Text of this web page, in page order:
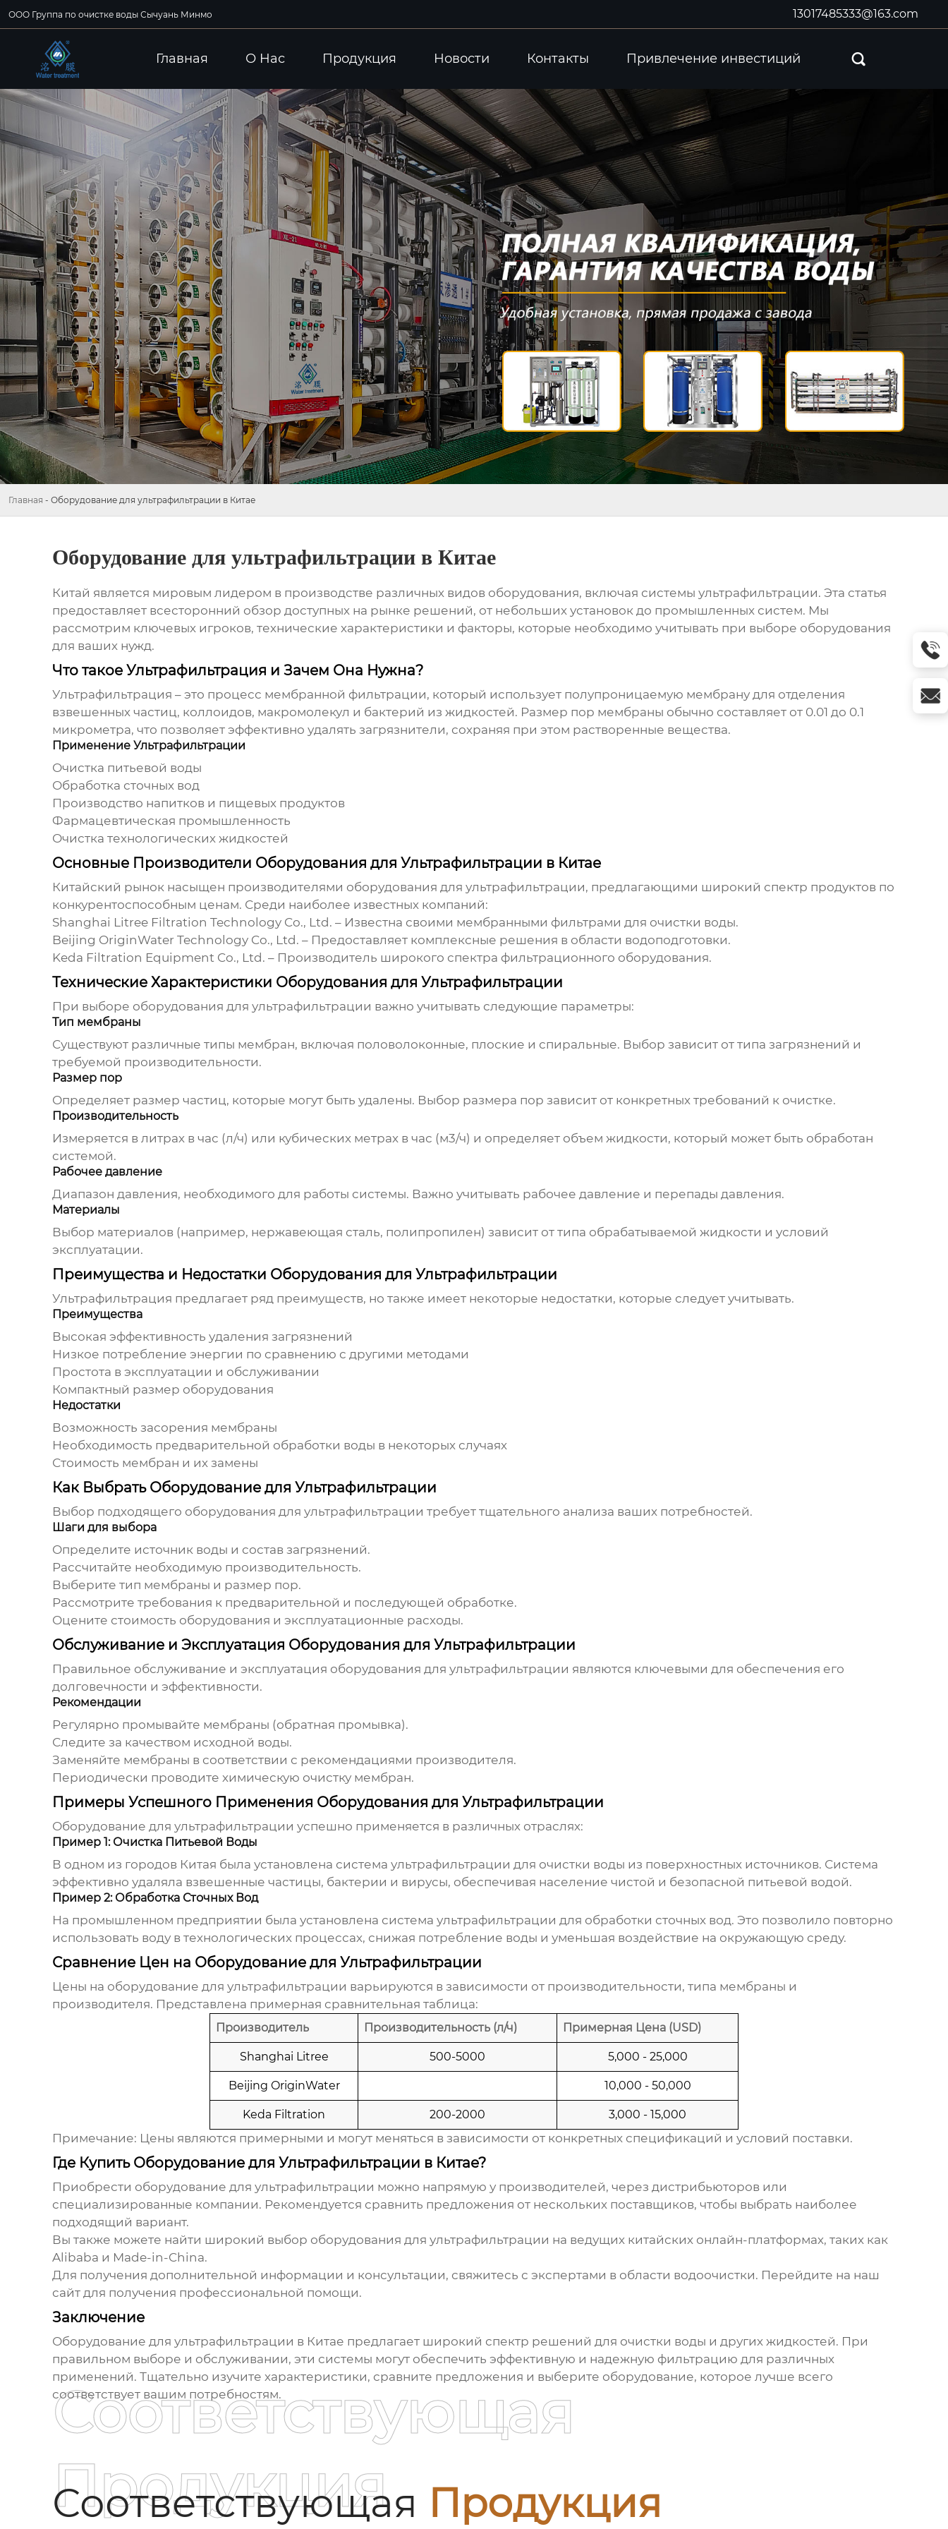
ООО Группа по очистке воды Сычуань Минмо 13017485333@163.com
Главная О Hас Продукция Новости Контакты Привлечение инвестиций 
Главная - Оборудование для ультрафильтрации в Китае
Оборудование для ультрафильтрации в Китае
Китай является мировым лидером в производстве различных видов оборудования, включая системы ультрафильтрации. Эта статья
предоставляет всесторонний обзор доступных на рынке решений, от небольших установок до промышленных систем. Мы
рассмотрим ключевых игроков, технические характеристики и факторы, которые необходимо учитывать при выборе оборудования
для ваших нужд.
Что такое Ультрафильтрация и Зачем Она Нужна?
Ультрафильтрация – это процесс мембранной фильтрации, который использует полупроницаемую мембрану для отделения
взвешенных частиц, коллоидов, макромолекул и бактерий из жидкостей. Размер пор мембраны обычно составляет от 0.01 до 0.1
микрометра, что позволяет эффективно удалять загрязнители, сохраняя при этом растворенные вещества.
Применение Ультрафильтрации
Очистка питьевой воды
Обработка сточных вод
Производство напитков и пищевых продуктов
Фармацевтическая промышленность
Очистка технологических жидкостей
Основные Производители Оборудования для Ультрафильтрации в Китае
Китайский рынок насыщен производителями оборудования для ультрафильтрации, предлагающими широкий спектр продуктов по
конкурентоспособным ценам. Среди наиболее известных компаний:
Shanghai Litree Filtration Technology Co., Ltd. – Известна своими мембранными фильтрами для очистки воды.
Beijing OriginWater Technology Co., Ltd. – Предоставляет комплексные решения в области водоподготовки.
Keda Filtration Equipment Co., Ltd. – Производитель широкого спектра фильтрационного оборудования.
Технические Характеристики Оборудования для Ультрафильтрации
При выборе оборудования для ультрафильтрации важно учитывать следующие параметры:
Тип мембраны
Существуют различные типы мембран, включая половолоконные, плоские и спиральные. Выбор зависит от типа загрязнений и
требуемой производительности.
Размер пор
Определяет размер частиц, которые могут быть удалены. Выбор размера пор зависит от конкретных требований к очистке.
Производительность
Измеряется в литрах в час (л/ч) или кубических метрах в час (м3/ч) и определяет объем жидкости, который может быть обработан
системой.
Рабочее давление
Диапазон давления, необходимого для работы системы. Важно учитывать рабочее давление и перепады давления.
Материалы
Выбор материалов (например, нержавеющая сталь, полипропилен) зависит от типа обрабатываемой жидкости и условий
эксплуатации.
Преимущества и Недостатки Оборудования для Ультрафильтрации
Ультрафильтрация предлагает ряд преимуществ, но также имеет некоторые недостатки, которые следует учитывать.
Преимущества
Высокая эффективность удаления загрязнений
Низкое потребление энергии по сравнению с другими методами
Простота в эксплуатации и обслуживании
Компактный размер оборудования
Недостатки
Возможность засорения мембраны
Необходимость предварительной обработки воды в некоторых случаях
Стоимость мембран и их замены
Как Выбрать Оборудование для Ультрафильтрации
Выбор подходящего оборудования для ультрафильтрации требует тщательного анализа ваших потребностей.
Шаги для выбора
Определите источник воды и состав загрязнений.
Рассчитайте необходимую производительность.
Выберите тип мембраны и размер пор.
Рассмотрите требования к предварительной и последующей обработке.
Оцените стоимость оборудования и эксплуатационные расходы.
Обслуживание и Эксплуатация Оборудования для Ультрафильтрации
Правильное обслуживание и эксплуатация оборудования для ультрафильтрации являются ключевыми для обеспечения его
долговечности и эффективности.
Рекомендации
Регулярно промывайте мембраны (обратная промывка).
Следите за качеством исходной воды.
Заменяйте мембраны в соответствии с рекомендациями производителя.
Периодически проводите химическую очистку мембран.
Примеры Успешного Применения Оборудования для Ультрафильтрации
Оборудование для ультрафильтрации успешно применяется в различных отраслях:
Пример 1: Очистка Питьевой Воды
В одном из городов Китая была установлена система ультрафильтрации для очистки воды из поверхностных источников. Система
эффективно удаляла взвешенные частицы, бактерии и вирусы, обеспечивая население чистой и безопасной питьевой водой.
Пример 2: Обработка Сточных Вод
На промышленном предприятии была установлена система ультрафильтрации для обработки сточных вод. Это позволило повторно
использовать воду в технологических процессах, снижая потребление воды и уменьшая воздействие на окружающую среду.
Сравнение Цен на Оборудование для Ультрафильтрации
Цены на оборудование для ультрафильтрации варьируются в зависимости от производительности, типа мембраны и
производителя. Представлена примерная сравнительная таблица:
Производитель Производительность (л/ч) Примерная Цена (USD)
Shanghai Litree 500-5000 5,000 - 25,000
Beijing OriginWater 10,000 - 50,000
Keda Filtration 200-2000 3,000 - 15,000
Примечание: Цены являются примерными и могут меняться в зависимости от конкретных спецификаций и условий поставки.
Где Купить Оборудование для Ультрафильтрации в Китае?
Приобрести оборудование для ультрафильтрации можно напрямую у производителей, через дистрибьюторов или
специализированные компании. Рекомендуется сравнить предложения от нескольких поставщиков, чтобы выбрать наиболее
подходящий вариант.
Вы также можете найти широкий выбор оборудования для ультрафильтрации на ведущих китайских онлайн-платформах, таких как
Alibaba и Made-in-China.
Для получения дополнительной информации и консультации, свяжитесь с экспертами в области водоочистки. Перейдите на наш
сайтдля получения профессиональной помощи.
Заключение
Оборудование для ультрафильтрации в Китае предлагает широкий спектр решений для очистки воды и других жидкостей. При
правильном выборе и обслуживании, эти системы могут обеспечить эффективную и надежную фильтрацию для различных
применений. Тщательно изучите характеристики, сравните предложения и выберите оборудование, которое лучше всего
соответствует вашим потребностям.
Соответствующая Продукция
Соответствующая
Продукция